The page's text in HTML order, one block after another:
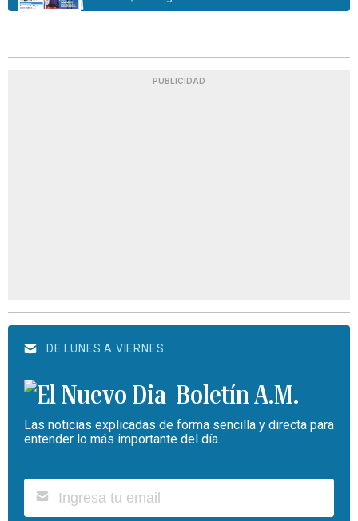
PUBLICIDAD
DE LUNES A VIERNES
Boletín A.M.
Las noticias explicadas de forma sencilla y directa para
entender lo más importante del día.